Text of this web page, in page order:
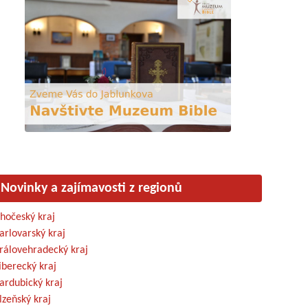
Novinky a zajímavosti z regionů
kraj
kraj
kraj
kraj
kraj
kraj